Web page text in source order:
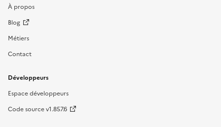
À propos
Blog
Métiers
Contact
Développeurs
Espace développeurs
Code source v1.857.6